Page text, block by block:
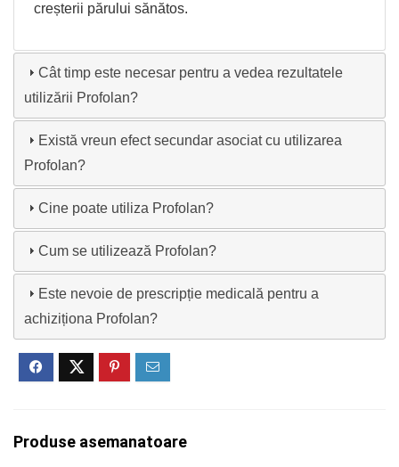
creșterii părului sănătos.
Cât timp este necesar pentru a vedea rezultatele
utilizării Profolan?
Există vreun efect secundar asociat cu utilizarea
Profolan?
Cine poate utiliza Profolan?
Cum se utilizează Profolan?
Este nevoie de prescripție medicală pentru a
achiziționa Profolan?
Produse asemanatoare